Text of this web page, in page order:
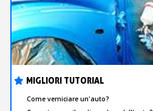
MIGLIORI TUTORIAL
Come verniciare un'auto?